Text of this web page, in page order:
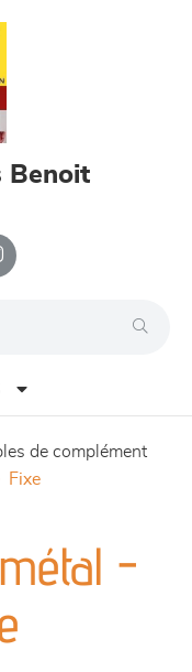
Benoit
de complément
fixe
-